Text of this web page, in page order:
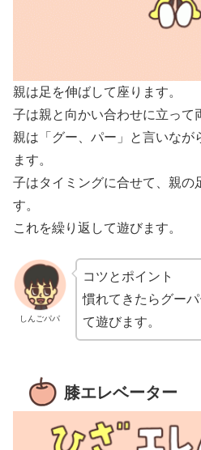
親は足を伸ばして座ります。
子は親と向かい合わせに立って
親は「グー、パー」と言いなが
ます。
子はタイミングに合せて、親の
す。
これを繰り返して遊びます。
しんごパパ
コツとポイント
慣れてきたらグー
て遊びます。
膝エレベーター